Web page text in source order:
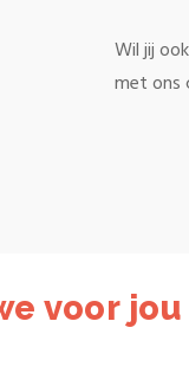
Wil jij
met ons
voor